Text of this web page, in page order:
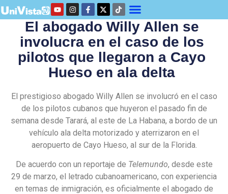
El abogado Willy Allen se
involucra en el caso de los
pilotos que llegaron a Cayo
Hueso en ala delta
El prestigioso abogado Willy Allen se involucró en el caso
de los pilotos cubanos que huyeron el pasado fin de
semana desde Tarará, al este de La Habana, a bordo de un
vehículo ala delta motorizado y aterrizaron en el
aeropuerto de Cayo Hueso, al sur de la Florida.
De acuerdo con un reportaje de Telemundo, desde este
29 de marzo, el letrado cubanoamericano, con experiencia
en temas de inmigración, es oficialmente el abogado de